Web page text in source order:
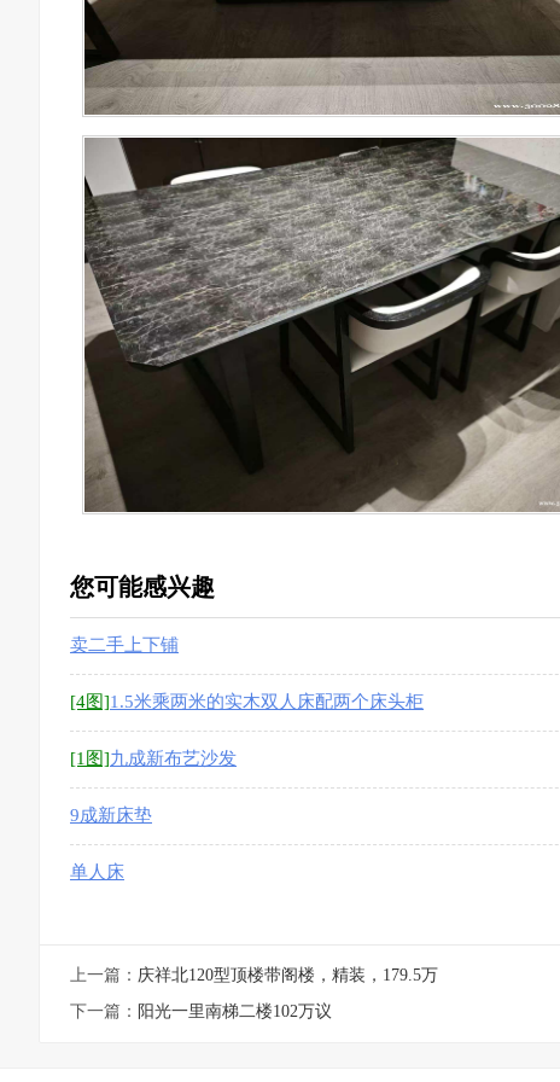
您可能感兴趣
卖二手上下铺
[4图]1.5米乘两米的实木双人床配两个床头柜
[1图]九成新布艺沙发
9成新床垫
单人床
上一篇： 庆祥北120型顶楼带阁楼，精装，179.5万
下一篇： 阳光一里南梯二楼102万议